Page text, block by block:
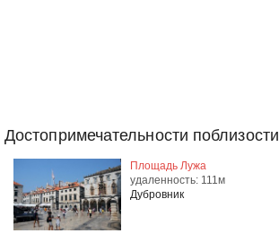
Достопримечательности поблизости
Площадь Лужа
удаленность: 111м
Дубровник